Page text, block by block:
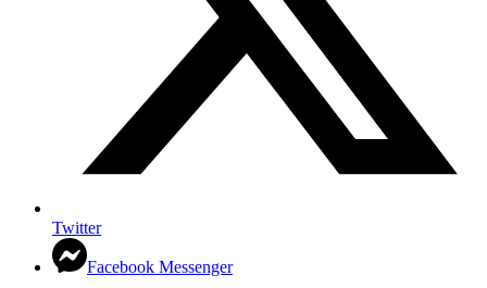
Twitter
Facebook Messenger